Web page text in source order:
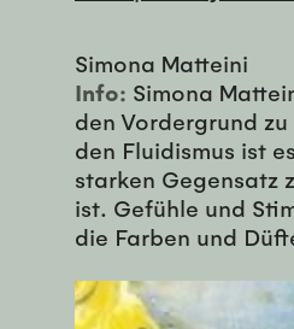
Simona Matteini
Info: Simona
den Vordergrund
den Fluidismus ist
starken Gegensatz
ist. Gefühle und
die Farben und